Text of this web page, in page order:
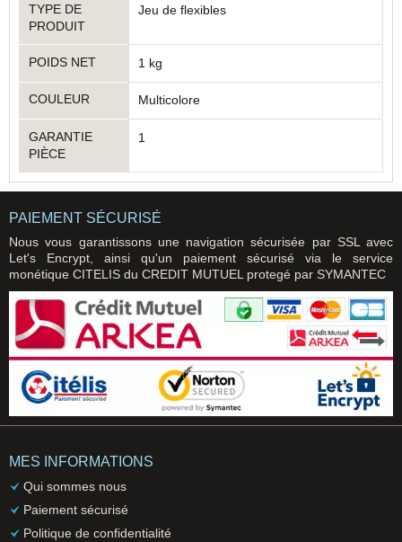
TYPE DE
PRODUIT
Jeu de flexibles
POIDS NET 1 kg
COULEUR Multicolore
GARANTIE
PIÈCE
1
PAIEMENT SÉCURISÉ
Nous vous garantissons une navigation sécurisée par SSL avec
Let's Encrypt, ainsi qu'un paiement sécurisé via le service
monétique CITELIS du CREDIT MUTUEL protegé par SYMANTEC
MES INFORMATIONS
Qui sommes nous
Paiement sécurisé
Politique de confidentialité